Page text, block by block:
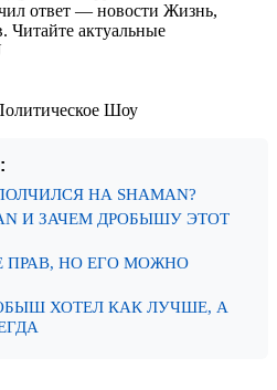
Шоу
НА SHAMAN?
И ЗАЧЕМ ДРОБЫШУ ЭТОТ
ПРАВ, НО ЕГО МОЖНО
ХОТЕЛ КАК ЛУЧШЕ, А